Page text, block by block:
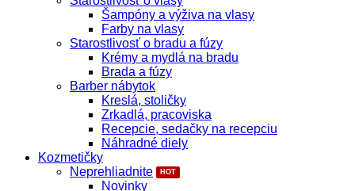
Šampóny a výživa na vlasy
Farby na vlasy
Starostlivosť o bradu a fúzy
Krémy a mydlá na bradu
Brada a fúzy
Barber nábytok
Kreslá, stoličky
Zrkadlá, pracoviska
Recepcie, sedačky na recepciu
Náhradné diely
Kozmetičky
Neprehliadnite
Novinky